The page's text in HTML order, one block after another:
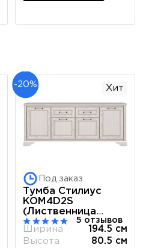
-20% Хит
Под заказ
Тумба Стилиус
KOM4D2S
(Лиственница
сибирская)5 отзывов
Ширина
194.5 см
Высота
80.5 см